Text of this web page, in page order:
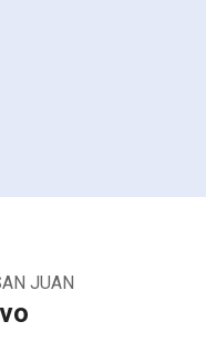
JUAN